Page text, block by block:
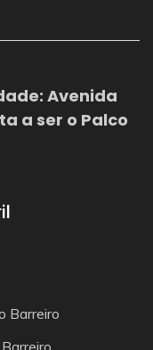
Avenida
a ser o Palco
Barreiro